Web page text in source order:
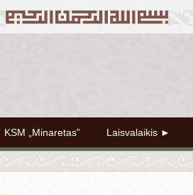
KSM „Minaretas” Laisvalaikis ►